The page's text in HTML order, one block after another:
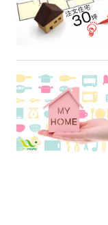
浴室 ウッ
ウォークイン